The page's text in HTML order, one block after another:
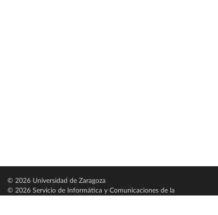
© 2026 Universidad de Zaragoza
© 2026 Servicio de Informática y Comunicaciones de la